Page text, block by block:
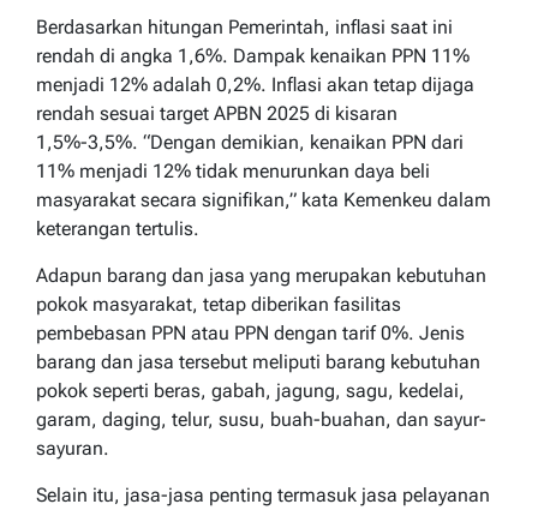
Berdasarkan hitungan Pemerintah, inflasi saat ini
rendah di angka 1,6%. Dampak kenaikan PPN 11%
menjadi 12% adalah 0,2%. Inflasi akan tetap dijaga
rendah sesuai target APBN 2025 di kisaran
1,5%-3,5%. “Dengan demikian, kenaikan PPN dari
11% menjadi 12% tidak menurunkan daya beli
masyarakat secara signifikan,” kata Kemenkeu dalam
keterangan tertulis.
Adapun barang dan jasa yang merupakan kebutuhan
pokok masyarakat, tetap diberikan fasilitas
pembebasan PPN atau PPN dengan tarif 0%. Jenis
barang dan jasa tersebut meliputi barang kebutuhan
pokok seperti beras, gabah, jagung, sagu, kedelai,
garam, daging, telur, susu, buah-buahan, dan sayur-
sayuran.
Selain itu, jasa-jasa penting termasuk jasa pelayanan